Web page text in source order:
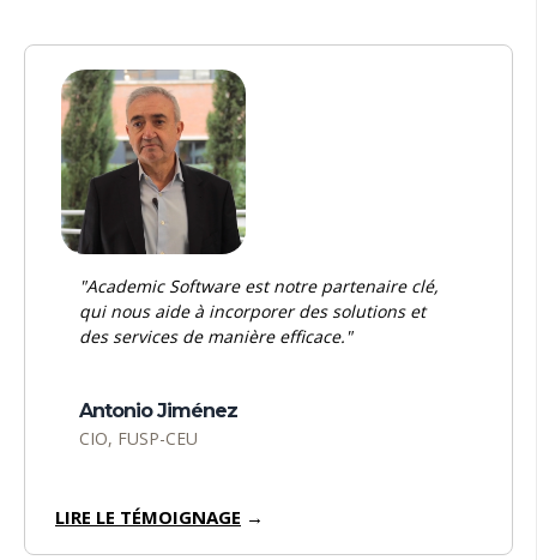
"Academic Software est notre partenaire clé,
qui nous aide à incorporer des solutions et
des services de manière efficace."
Antonio Jiménez
CIO, FUSP-CEU
LIRE LE TÉMOIGNAGE →